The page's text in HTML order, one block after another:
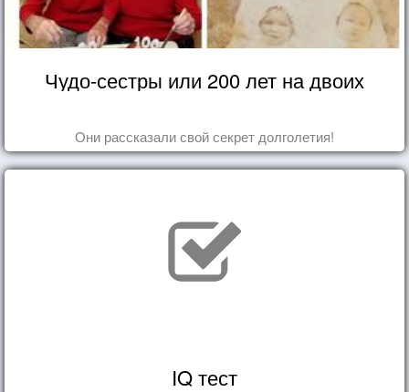
Чудо-сестры или 200 лет на двоих
Они рассказали свой секрет долголетия!
IQ тест